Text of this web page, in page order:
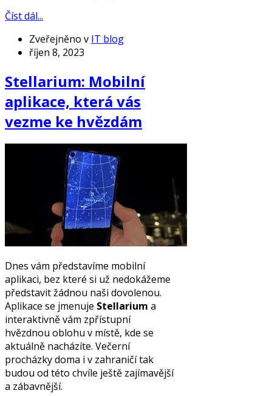
Číst dál...
Zveřejněno v IT blog
říjen 8, 2023
Stellarium: Mobilní
aplikace, která vás
vezme ke hvězdám
Dnes vám představíme mobilní
aplikaci, bez které si už nedokážeme
představit žádnou naši dovolenou.
Aplikace se jmenuje Stellarium a
interaktivně vám zpřístupní
hvězdnou oblohu v místě, kde se
aktuálně nacházíte. Večerní
procházky doma i v zahraničí tak
budou od této chvíle ještě zajímavější
a zábavnější.